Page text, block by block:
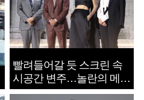
빨려들어갈 듯 스크린 속
시공간 변주…놀란의 메시
지는 ‘전쟁 속죄’